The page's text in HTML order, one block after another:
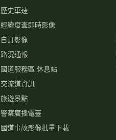
歷史車速
經緯度查即時影像
自訂影像
路況通報
國道服務區 休息站
交流道資訊
旅遊景點
警察廣播電臺
國道事故影像批量下載